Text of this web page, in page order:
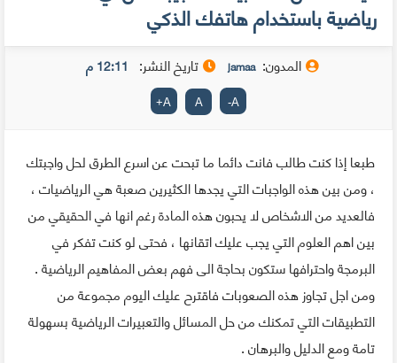
رياضية باستخدام هاتفك الذكي
المدون: jamaa تاريخ النشر: 12:11 م
A
-
A
A
+
طبعا إذا كنت طالب فانت دائما ما تبحت عن اسرع الطرق لحل واجبتك
، ومن بين هذه الواجبات التي يجدها الكثيرين صعبة هي الرياضيات ،
فالعديد من الاشخاص لا يحبون هذه المادة رغم انها في الحقيقي من
بين اهم العلوم التي يجب عليك اتقانها ، فحتى لو كنت تفكر في
البرمجة واحترافها ستكون بحاجة الى فهم بعض المفاهيم الرياضية .
ومن اجل تجاوز هذه الصعوبات فاقترح عليك اليوم مجموعة من
التطبيقات التي تمكنك من حل المسائل والتعبيرات الرياضية بسهولة
تامة ومع الدليل والبرهان .